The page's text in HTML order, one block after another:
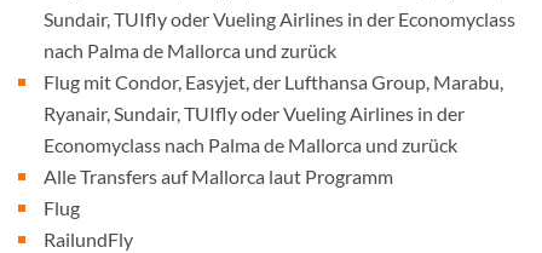
Sundair, TUIfly oder Vueling Airlines in der Economyclass
nach Palma de Mallorca und zurück
Flug mit Condor, Easyjet, der Lufthansa Group, Marabu,
Ryanair, Sundair, TUIfly oder Vueling Airlines in der
Economyclass nach Palma de Mallorca und zurück
Alle Transfers auf Mallorca laut Programm
Flug
RailundFly